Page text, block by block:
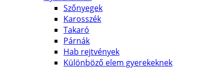
Szőnyegek
Karosszék
Takaró
Párnák
Hab rejtvények
Különböző elem gyerekeknek